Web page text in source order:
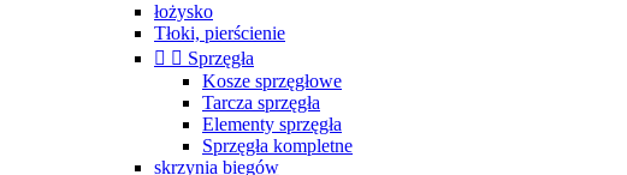
łożysko
Tłoki, pierścienie
  Sprzęgła
Kosze sprzęgłowe
Tarcza sprzęgła
Elementy sprzęgła
Sprzęgła kompletne
skrzynia biegów